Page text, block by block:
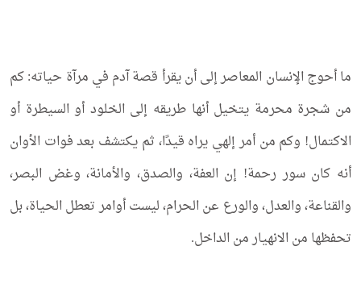
ما أحوج الإنسان المعاصر إلى أن يقرأ قصة آدم في مرآة حياته: كم
من شجرة محرمة يتخيل أنها طريقه إلى الخلود أو السيطرة أو
الاكتمال! وكم من أمر إلهي يراه قيدًا، ثم يكتشف بعد فوات الأوان
أنه كان سور رحمة! إن العفة، والصدق، والأمانة، وغض البصر،
والقناعة، والعدل، والورع عن الحرام، ليست أوامر تعطل الحياة، بل
تحفظها من الانهيار من الداخل.